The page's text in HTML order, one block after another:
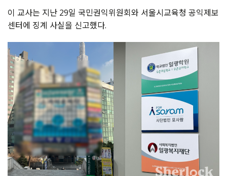
이 교사는 지난 29일 국민권익위원회와 서울시교육청 공익제보
센터에 징계 사실을 신고했다.